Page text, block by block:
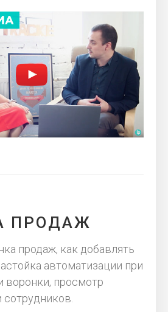
ПРОДАЖ
продаж, как добавлять
автоматизации при
воронки, просмотр